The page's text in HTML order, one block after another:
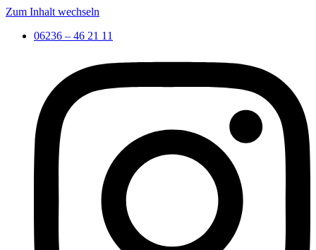
Zum Inhalt wechseln
06236 – 46 21 11